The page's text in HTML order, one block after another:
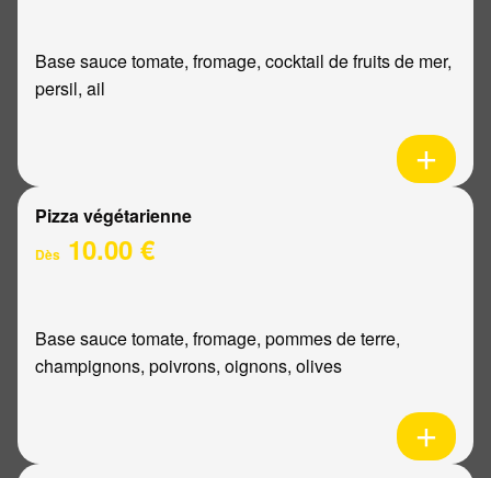
Base sauce tomate, fromage, cocktail de fruits de mer,
persil, ail
Pizza végétarienne
Dès 10.00 €
Base sauce tomate, fromage, pommes de terre,
champignons, poivrons, oignons, olives